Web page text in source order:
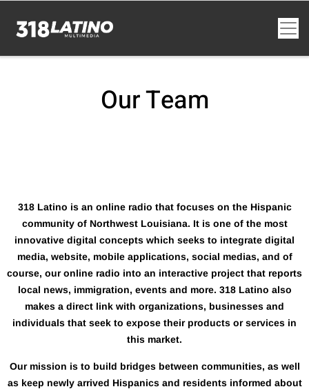
Our Team
318 Latino is an online radio that focuses on the Hispanic
community of Northwest Louisiana. It is one of the most
innovative digital concepts which seeks to integrate digital
media, website, mobile applications, social medias, and of
course, our online radio into an interactive project that reports
local news, immigration, events and more. 318 Latino also
makes a direct link with organizations, businesses and
individuals that seek to expose their products or services in
this market.
Our mission is to build bridges between communities, as well
as keep newly arrived Hispanics and residents informed about